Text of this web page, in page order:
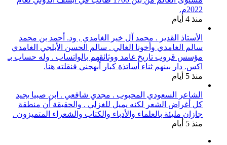
2022م.
منذ 4 أيام
الأستاذ القدير . محمد آل خير الغامدي , ود. أحمد بن محمد
سالم الغامدي وأخونا الغالي . سالم الحسن الأبلجي الغامدي
مؤسس قروب تاريخ غامد ووثائقهم بالواتساب . وله حساب بـ
اكس. دار بينهم ثناء أساتذة كبار أبهجني فنقلته هنا.
منذ 5 أيام
الشاعر السعودي المحبوب . مجدي شافعي . ابن صبيا يجيد
كل أغراض الشعر لكنه يميل للغزلي . والحقيقة أن منطقة
جازان مليئة بالعلماء والأدباء والكتاب والشعراء المتميزون .
منذ 5 أيام